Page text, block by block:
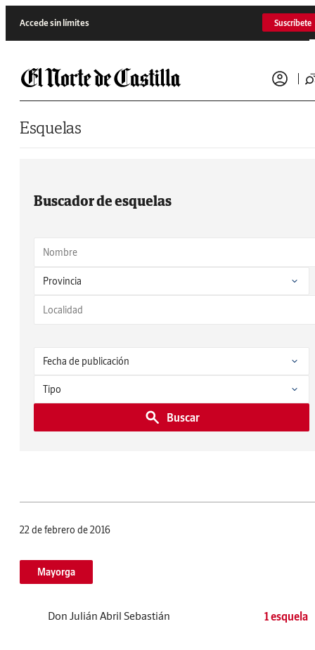
Accede sin límites Suscríbete
Esquelas
Buscador de esquelas
Buscar
22 de febrero de 2016
Mayorga
Don Julián Abril Sebastián 1 esquela